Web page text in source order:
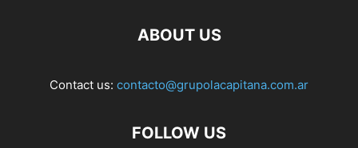
ABOUT US
Contact us: contacto@grupolacapitana.com.ar
FOLLOW US